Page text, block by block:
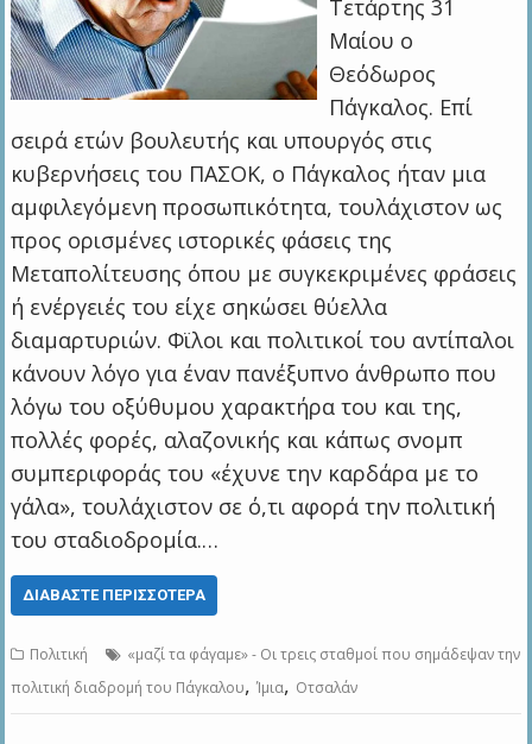
Τετάρτης 31
Μαίου ο
Θεόδωρος
Πάγκαλος. Επί
σειρά ετών βουλευτής και υπουργός στις
κυβερνήσεις του ΠΑΣΟΚ, ο Πάγκαλος ήταν μια
αμφιλεγόμενη προσωπικότητα, τουλάχιστον ως
προς ορισμένες ιστορικές φάσεις της
Μεταπολίτευσης όπου με συγκεκριμένες φράσεις
ή ενέργειές του είχε σηκώσει θύελλα
διαμαρτυριών. Φϊλοι και πολιτικοί του αντίπαλοι
κάνουν λόγο για έναν πανέξυπνο άνθρωπο που
λόγω του οξύθυμου χαρακτήρα του και της,
πολλές φορές, αλαζονικής και κάπως σνομπ
συμπεριφοράς του «έχυνε την καρδάρα με το
γάλα», τουλάχιστον σε ό,τι αφορά την πολιτική
του σταδιοδρομία.…
ΔΙΑΒΆΣΤΕ ΠΕΡΙΣΣΌΤΕΡΑ
Πολιτική
«μαζί τα φάγαμε» - Οι τρεις σταθμοί που σημάδεψαν την
πολιτική διαδρομή του Πάγκαλου,Ίμια, Οτσαλάν